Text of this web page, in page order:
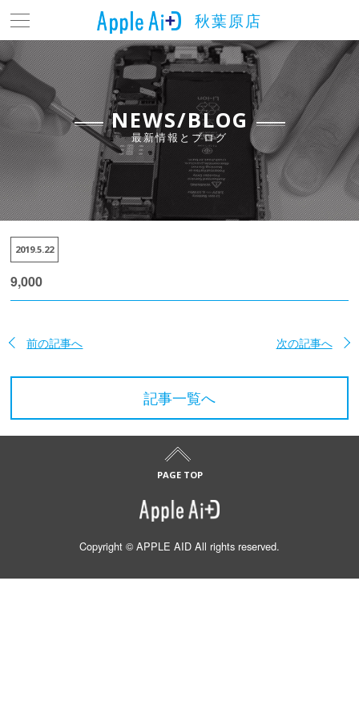
トップ
最新情報とブログ
料金表
よくある質問
店舗情報
アクセス
お問い合わせ
秋葉原店
NEWS/BLOG
最新情報とブログ
2019.5.22
9,000
前の記事へ 次の記事へ
記事一覧へ
Copyright © APPLE AID All rights reserved.